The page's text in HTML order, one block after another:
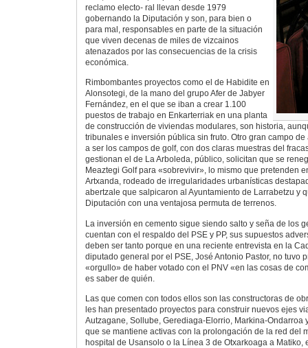
reclamo electo- ral llevan desde 1979
gobernando la Diputación y son, para bien o
para mal, responsables en parte de la situación
que viven decenas de miles de vizcainos
atenazados por las consecuencias de la crisis
económica.
Rimbombantes proyectos como el de Habidite en
Alonsotegi, de la mano del grupo Afer de Jabyer
Fernández, en el que se iban a crear 1.100
puestos de trabajo en Enkarterriak en una planta
de construcción de viviendas modulares, son historia,
tribunales e inversión pública sin fruto. Otro gran campo
a ser los campos de golf, con dos claras muestras del
gestionan el de La Arboleda, público, solicitan que se
Meaztegi Golf para «sobrevivir», lo mismo que pretenden
Artxanda, rodeado de irregularidades urbanísticas
abertzale que salpicaron al Ayuntamiento de Larrabetzu y
Diputación con una ventajosa permuta de terrenos.
La inversión en cemento sigue siendo salto y seña de los
cuentan con el respaldo del PSE y PP, sus supuestos
deben ser tanto porque en una reciente entrevista en la
diputado general por el PSE, José Antonio Pastor, no tuvo
«orgullo» de haber votado con el PNV «en las cosas de
es saber de quién.
Las que comen con todos ellos son las constructoras de
les han presentado proyectos para construir nuevos ejes
Autzagane, Sollube, Gerediaga-Elorrio, Markina-Ondarroa
que se mantiene activas con la prolongación de la red del
hospital de Usansolo o la Línea 3 de Otxarkoaga a Matiko,